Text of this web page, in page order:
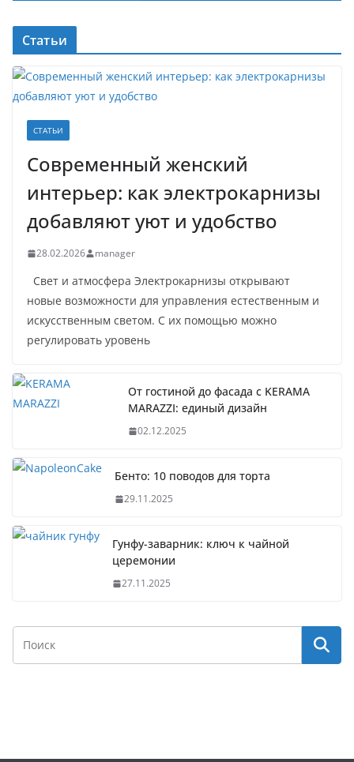
Статьи
СТАТЬИ
Современный женский
интерьер: как электрокарнизы
добавляют уют и удобство
28.02.2026 manager
Свет и атмосфера Электрокарнизы открывают
новые возможности для управления естественным и
искусственным светом. С их помощью можно
регулировать уровень
От гостиной до фасада с KERAMA
MARAZZI: единый дизайн
02.12.2025
Бенто: 10 поводов для торта
29.11.2025
Гунфу-заварник: ключ к чайной
церемонии
27.11.2025